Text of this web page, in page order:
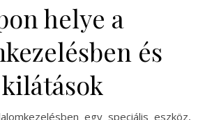
helye a
és
egy speciális eszköz,